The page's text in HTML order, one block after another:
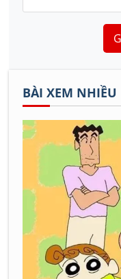
BÀI XEM NHIỀU